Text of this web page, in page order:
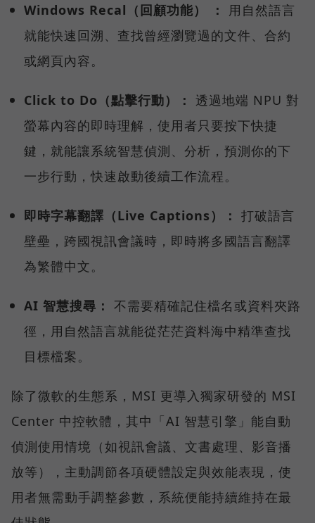
Windows Recal（回顧功能） ：
用自然語言
就能快速回溯、查找曾經瀏覽過的文件、合約
或網頁內容。
Click to Do（點擊行動）： 透過地端 NPU 對
螢幕內容的即時理解，使用者只要按下快捷
鍵，就能讓系統智慧偵測、分析，預測你的下
一步行動，快速啟動後續工作流程。
即時字幕翻譯（Live Captions）： 打破語言
壁壘，跨國視訊會議時，即時將多國語言翻譯
為繁體中文。
AI 智慧搜尋： 不需要精確記住檔名或資料夾路
徑，用自然語言就能從茫茫資料海中精準查找
目標檔案。
除了微軟的生態系，MSI 更導入獨家研發的 MSI
Center 中控軟體，其中「AI 智慧引擎」能自動
偵測使用情境（如視訊會議、文書處理、影音播
放等），主動調節各項硬體設定與效能表現，使
用者無需動手調整參數，系統便能持續維持在最